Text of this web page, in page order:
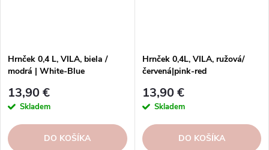
Hrnček 0,4 L, VILA, biela /
modrá | White-Blue
13,90 €
Skladem
DO KOŠÍKA
Hrnček 0,4L, VILA, ružová/
červená|pink-red
13,90 €
Skladem
DO KOŠÍKA